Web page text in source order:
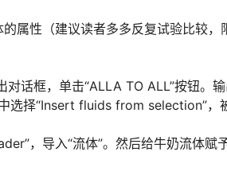
性（建议读者多多反复试验比较，
框，单击“ALLA TO ALL”按钮。输
选择“Insert fluids from selection”，
，导入“流体”。然后给牛奶流体赋